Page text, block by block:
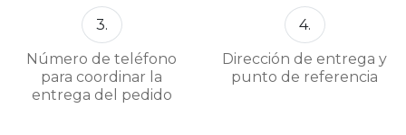
3.
Número de teléfono
para coordinar la
entrega del pedido
4.
Dirección de entrega y
punto de referencia